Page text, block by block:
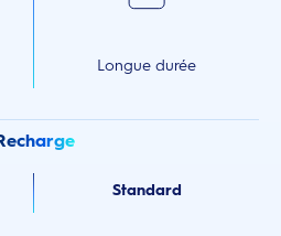
Longue durée
Standard